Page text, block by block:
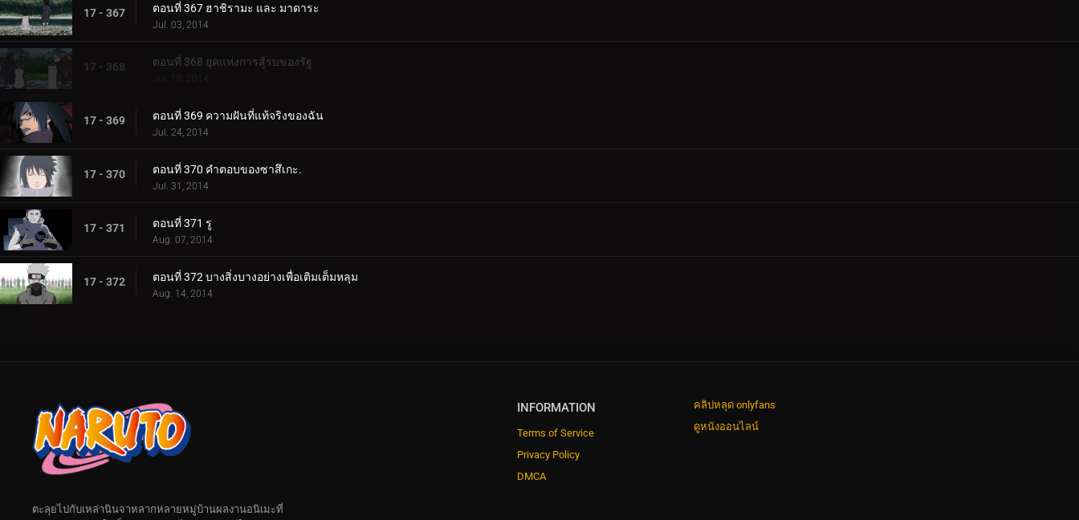
17 - 367 ตอนที่ 367 ฮาชิรามะ และ มาดาระ
Jul. 03, 2014
17 - 368 ตอนที่ 368 ยุคแห่งการสู้รบของรัฐ
Jul. 10, 2014
17 - 369 ตอนที่ 369 ความฝันที่แท้จริงของฉัน
Jul. 24, 2014
17 - 370 ตอนที่ 370 คำตอบของซาสึเกะ.
Jul. 31, 2014
17 - 371 ตอนที่ 371 รู
Aug. 07, 2014
17 - 372 ตอนที่ 372 บางสิ่งบางอย่างเพื่อเติมเต็มหลุม
Aug. 14, 2014
INFORMATION
Terms of Service
Privacy Policy
DMCA
คลิปหลุด onlyfans
ดูหนังออนไลน์
ตะลุยไปกับเหล่านินจาหลากหลายหมู่บ้านผลงานอนิเมะที่